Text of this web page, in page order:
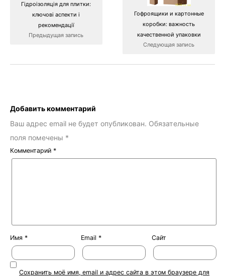
Гідроізоляція для плитки:
ключові аспекти і
рекомендації
Предыдущая запись
Гофроящики и картонные
коробки: важность
качественной упаковки
Следующая запись
Добавить комментарий
Ваш адрес email не будет опубликован. Обязательные
поля помечены *
Комментарий *
Имя * Email * Сайт
Сохранить моё имя, email и адрес сайта в этом браузере для